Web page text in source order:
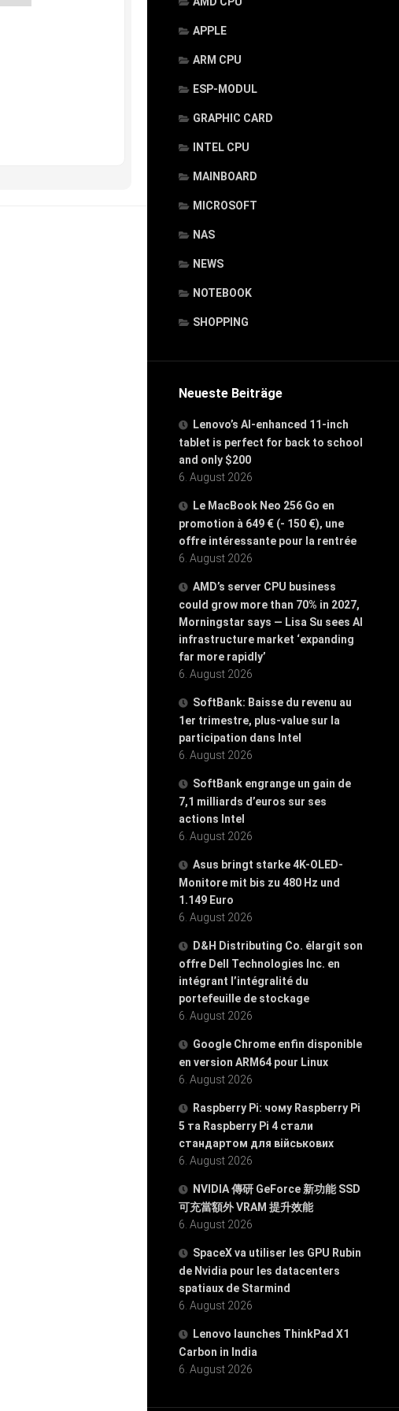
APPLE
ARM CPU
ESP-MODUL
GRAPHIC CARD
INTEL CPU
MAINBOARD
MICROSOFT
NAS
NEWS
NOTEBOOK
SHOPPING
Neueste Beiträge
Lenovo’s AI-enhanced 11-inch
tablet is perfect for back to school
and only $200
6. August 2026
Le MacBook Neo 256 Go en
promotion à 649 € (- 150 €), une
offre intéressante pour la rentrée
6. August 2026
AMD’s server CPU business
could grow more than 70% in 2027,
Morningstar says — Lisa Su sees AI
infrastructure market ‘expanding
far more rapidly’
6. August 2026
SoftBank: Baisse du revenu au
1er trimestre, plus-value sur la
participation dans Intel
6. August 2026
SoftBank engrange un gain de
7,1 milliards d’euros sur ses
actions Intel
6. August 2026
Asus bringt starke 4K-OLED-
Monitore mit bis zu 480 Hz und
1.149 Euro
6. August 2026
D&H Distributing Co. élargit son
offre Dell Technologies Inc. en
intégrant l’intégralité du
portefeuille de stockage
6. August 2026
Google Chrome enfin disponible
en version ARM64 pour Linux
6. August 2026
Raspberry Pi: чому Raspberry Pi
5 та Raspberry Pi 4 стали
стандартом для військових
6. August 2026
NVIDIA 傳研 GeForce 新功能 SSD
可充當額外 VRAM 提升效能
6. August 2026
SpaceX va utiliser les GPU Rubin
de Nvidia pour les datacenters
spatiaux de Starmind
6. August 2026
Lenovo launches ThinkPad X1
Carbon in India
6. August 2026